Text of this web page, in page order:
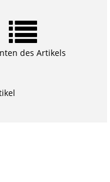
des Artikels